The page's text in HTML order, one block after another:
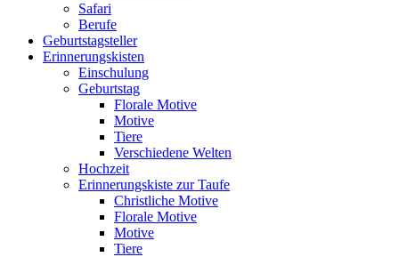
Safari
Berufe
Geburtstagsteller
Erinnerungskisten
Einschulung
Geburtstag
Florale Motive
Motive
Tiere
Verschiedene Welten
Hochzeit
Erinnerungskiste zur Taufe
Christliche Motive
Florale Motive
Motive
Tiere